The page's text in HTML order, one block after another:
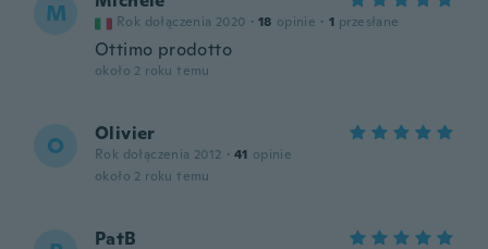
M Rok dołączenia 2020 · 18 opinie · 1 przesłane
Ottimo prodotto
około 2 roku temu
O Olivier
Rok dołączenia 2012 · 41 opinie
około 2 roku temu
PatB